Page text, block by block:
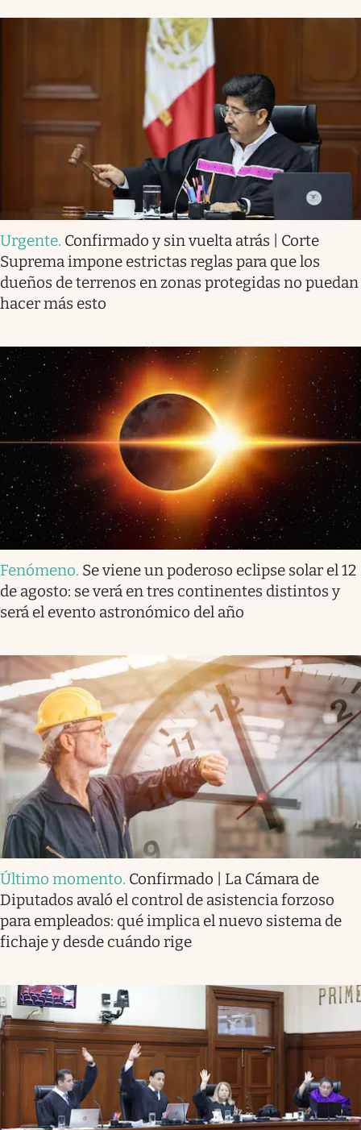
Urgente. Confirmado y sin vuelta atrás | Corte
Suprema impone estrictas reglas para que los
dueños de terrenos en zonas protegidas no puedan
hacer más esto
Fenómeno. Se viene un poderoso eclipse solar el 12
de agosto: se verá en tres continentes distintos y
será el evento astronómico del año
Último momento. Confirmado | La Cámara de
Diputados avaló el control de asistencia forzoso
para empleados: qué implica el nuevo sistema de
fichaje y desde cuándo rige